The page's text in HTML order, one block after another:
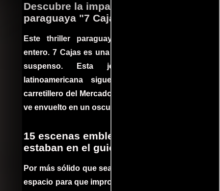
Descubre la impactante película
paraguaya "7 Cajas"
Este thriller paraguayo cautivó al mundo
entero. 7 Cajas es una explosión de acción y
suspenso. Esta joya cinematográfica
latinoamericana sigue la historia de un
carretillero del Mercado 4 de Asunción que se
ve envuelto en un oscuro mundo de crimen
15 escenas emblemáticas que no
estaban en el guion
Por más sólido que sea un guión siempre hay
espacio para que improvisaciones que se dan